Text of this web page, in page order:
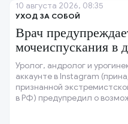
УХОД ЗА СОБОЙ
Врач
мочеиспускания в
Уролог, андролог и
аккаунте в Instagram
признанной
в РФ) предупредил о
10 августа 2026, 08:35